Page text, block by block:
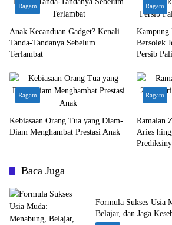
Ragam
Anak Kecanduan Gadget? Kenali
Tanda-Tandanya Sebelum
Terlambat
Ragam
Kampung
Bersolek
Persib
Ragam
Kebiasaan Orang Tua yang Diam-
Diam Menghambat Prestasi Anak
Ragam
Ramalan
Aries
Baca Juga
Formula Sukses Usia
Belajar, dan Jaga